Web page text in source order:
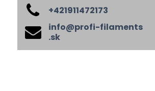
+421911472173
info​@profi-filaments​
.sk